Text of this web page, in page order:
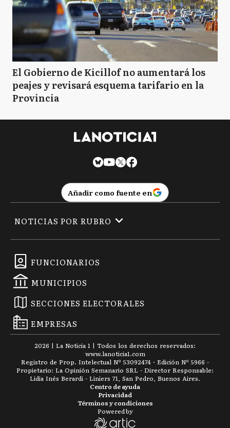
El Gobierno de Kicillof no aumentará los
peajes y revisará esquema tarifario en la
Provincia
Añadir como fuente en
FUNCIONARIOS
MUNICIPIOS
SECCIONES ELECTORALES
EMPRESAS
NOTICIAS POR RUBRO
2026 | La Noticia 1 | Todos los derechos reservados:
www.lanoticia1.com
Registro de Prop. Intelectual Nº 53092474 · Edición Nº 5966 -
Propietario: La Opinión Semanario SRL - Director Responsable:
Lidia Inés Berardi - Liniers 71, San Pedro, Buenos Aires.
Términos y condiciones
Privacidad
Centro de ayuda
Powered by